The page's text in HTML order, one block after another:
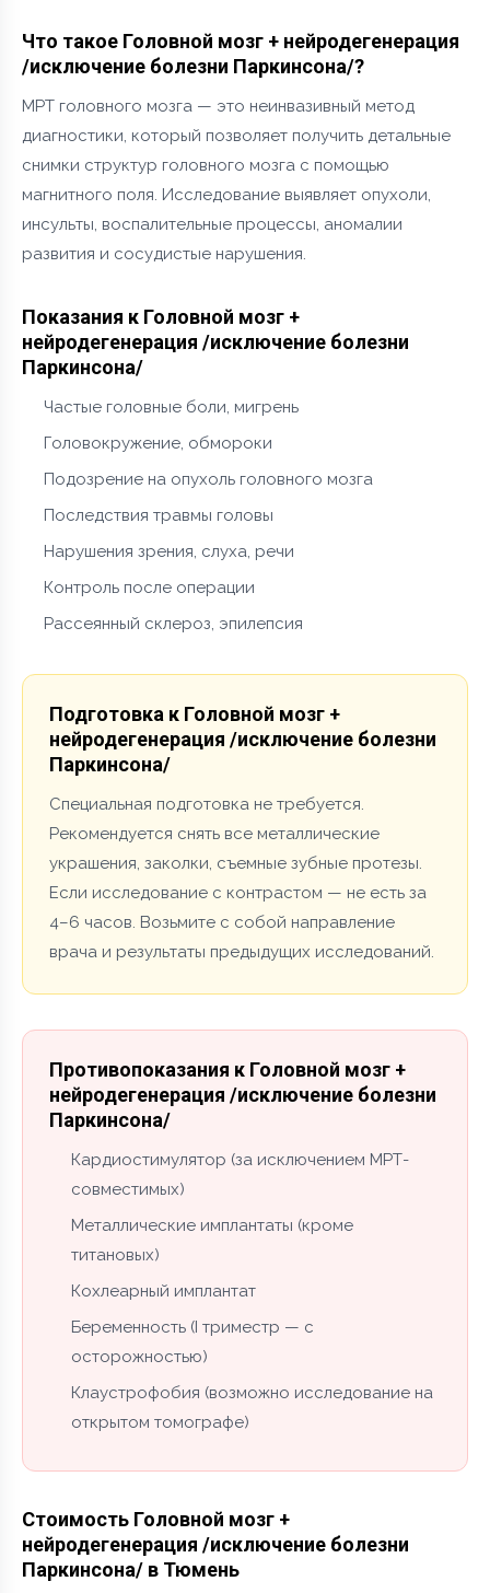
Что такое Головной мозг + нейродегенерация
/исключение болезни Паркинсона/?
МРТ головного мозга — это неинвазивный метод
диагностики, который позволяет получить детальные
снимки структур головного мозга с помощью
магнитного поля. Исследование выявляет опухоли,
инсульты, воспалительные процессы, аномалии
развития и сосудистые нарушения.
Показания к Головной мозг +
нейродегенерация /исключение болезни
Паркинсона/
Частые головные боли, мигрень
Головокружение, обмороки
Подозрение на опухоль головного мозга
Последствия травмы головы
Нарушения зрения, слуха, речи
Контроль после операции
Рассеянный склероз, эпилепсия
Подготовка к Головной мозг +
нейродегенерация /исключение болезни
Паркинсона/
Специальная подготовка не требуется.
Рекомендуется снять все металлические
украшения, заколки, съемные зубные протезы.
Если исследование с контрастом — не есть за
4–6 часов. Возьмите с собой направление
врача и результаты предыдущих исследований.
Противопоказания к Головной мозг +
нейродегенерация /исключение болезни
Паркинсона/
Кардиостимулятор (за исключением МРТ-
совместимых)
Металлические имплантаты (кроме
титановых)
Кохлеарный имплантат
Беременность (I триместр — с
осторожностью)
Клаустрофобия (возможно исследование на
открытом томографе)
Стоимость Головной мозг +
нейродегенерация /исключение болезни
Паркинсона/ в Тюмень